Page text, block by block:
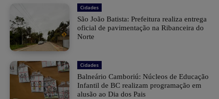
Cidades
São João Batista: Prefeitura realiza entrega
oficial de pavimentação na Ribanceira do
Norte
Cidades
Balneário Camboriú: Núcleos de Educação
Infantil de BC realizam programação em
alusão ao Dia dos Pais